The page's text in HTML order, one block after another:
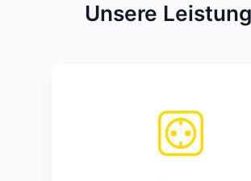
Unsere
Elektroinstallationen